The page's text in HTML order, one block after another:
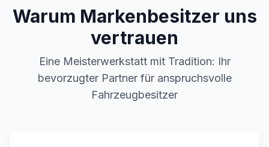
Warum Markenbesitzer uns
vertrauen
Eine Meisterwerkstatt mit Tradition: Ihr
bevorzugter Partner für anspruchsvolle
Fahrzeugbesitzer